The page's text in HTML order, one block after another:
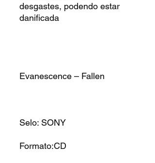
desgastes, podendo estar
danificada
Evanescence – Fallen
Selo: SONY
Formato:CD